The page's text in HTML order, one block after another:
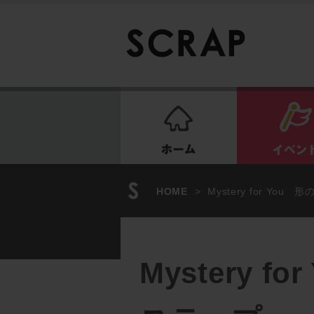
HOME > Mystery for You 形
Mystery